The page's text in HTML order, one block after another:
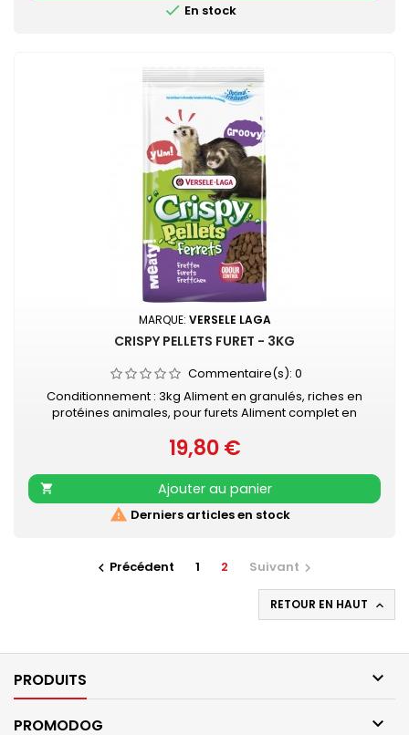
 En stock
MARQUE: VERSELE LAGA
CRISPY PELLETS FURET - 3KG
Commentaire(s): 0
Conditionnement : 3kg Aliment en granulés, riches en
protéines animales, pour furets Aliment complet en
graisses animales, du saumon et du poulet savoureux
Contient grâce aux granulés "Happy &amp; Healthy" tous
les nutriments nécessaires
Prix
19,80 €

Ajouter au panier
 Derniers articles en stock
 Précédent 1 2 Suivant 
RETOUR EN HAUT 
PRODUITS 
PROMODOG 